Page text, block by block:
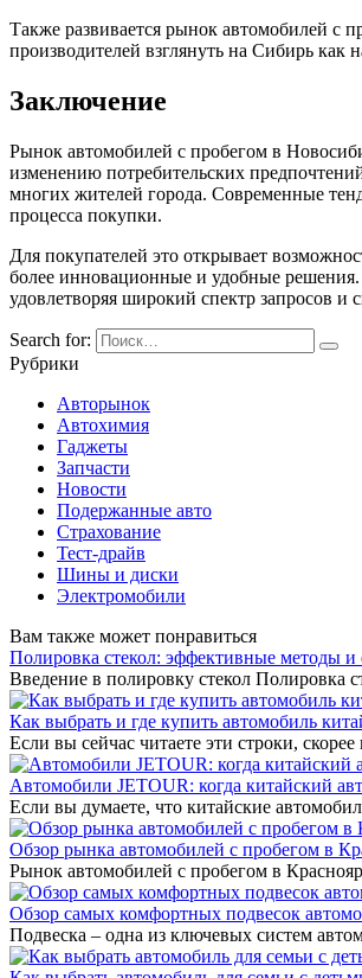
Также развивается рынок автомобилей с
производителей взглянуть на Сибирь как
Заключение
Рынок автомобилей с пробегом в
изменению потребительских
многих жителей города. Современные
процесса покупки.
Для покупателей это открывает
более инновационные и удобные
удовлетворяя широкий спектр запросов и
Search for:
Рубрики
Авторынок
Автохимия
Гаджеты
Запчасти
Новости
Подержанные авто
Страхование
Тест-драйв
Шины и диски
Электромобили
Вам также может понравиться
Полировка стекол: эффективные методы и
Введение в полировку стекол Полировка
Как выбрать и где купить автомобиль
Если вы сейчас читаете эти строки, скорее
Автомобили JETOUR: когда китайский
Если вы думаете, что китайские
Обзор рынка автомобилей с пробегом в
Рынок автомобилей с пробегом в
Обзор самых комфортных подвесок
Подвеска – одна из ключевых систем